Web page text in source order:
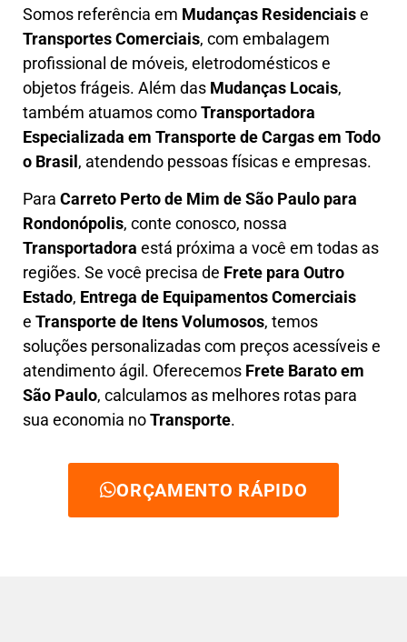
Somos referência em Mudanças Residenciaise
Transportes Comerciais, com embalagem
profissional de móveis, eletrodomésticos e
objetos frágeis. Além das Mudanças Locais,
também atuamos comoTransportadora
Especializada em Transporte de Cargas em Todo
o Brasil, atendendo pessoas físicas e empresas.
Para Carreto Perto de Mim de São Paulo para
Rondonópolis, conte conosco, nossa
Transportadora está próxima a você em todas as
regiões. Se você precisa de Frete para Outro
Estado, Entrega de Equipamentos Comerciais
e Transporte de Itens Volumosos, temos
soluções personalizadas com preços acessíveis e
atendimento ágil . Oferecemos Frete Baratoem
São Paulo, calculamos as melhores rotas para
sua economia noTransporte.
ORÇAMENTO RÁPIDO